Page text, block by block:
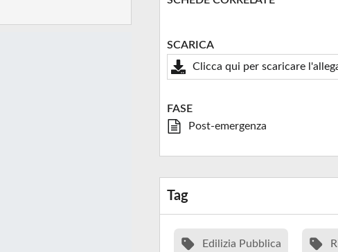
SCARICA
Clicca qui per scaricare
FASE
Post-emergenza
Tag
Edilizia Pubblica